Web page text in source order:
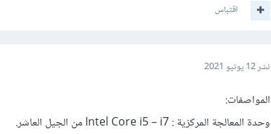
اقتباس
نشر12 يونيو 2021
المواصفات:
وحدة المعالجة المركزية : Intel Core i5 – i7 من الجيل العاشر.